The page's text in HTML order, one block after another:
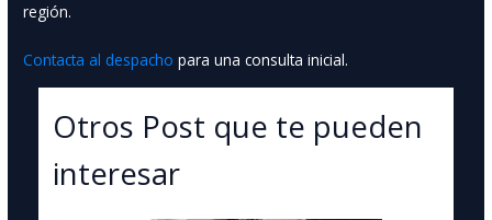
región.
Contacta al despacho para una consulta inicial.
Otros Post que te pueden
interesar